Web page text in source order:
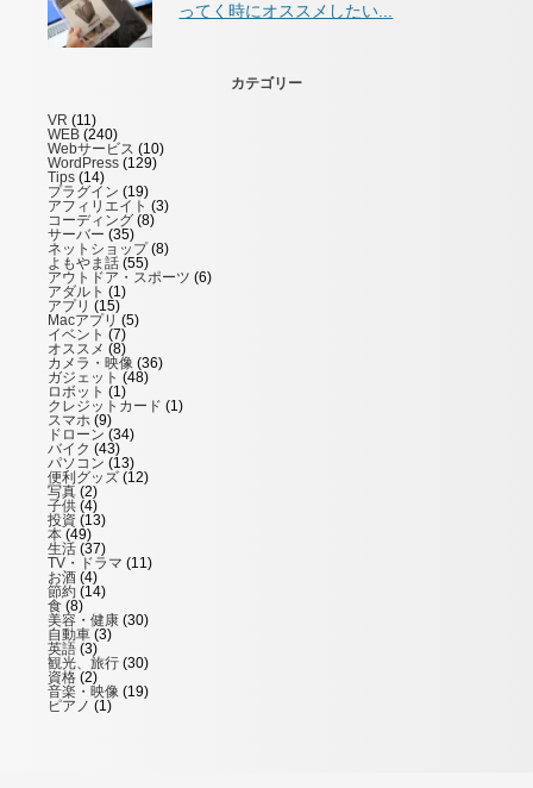
ってく時にオススメしたい...
カテゴリー
VR (11)
WEB (240)
Webサービス (10)
WordPress (129)
Tips (14)
プラグイン (19)
アフィリエイト (3)
コーディング (8)
サーバー (35)
ネットショップ(8)
よもやま話 (55)
アウトドア・スポーツ (6)
アダルト (1)
アプリ (15)
Macアプリ (5)
イベント (7)
オススメ (8)
カメラ・映像 (36)
ガジェット (48)
ロボット (1)
クレジットカード (1)
スマホ (9)
ドローン (34)
バイク (43)
パソコン (13)
便利グッズ (12)
写真 (2)
子供 (4)
投資 (13)
本 (49)
生活 (37)
TV・ドラマ (11)
お酒 (4)
節約 (14)
食 (8)
美容・健康 (30)
自動車 (3)
英語 (3)
観光、旅行 (30)
資格 (2)
音楽・映像 (19)
ピアノ (1)